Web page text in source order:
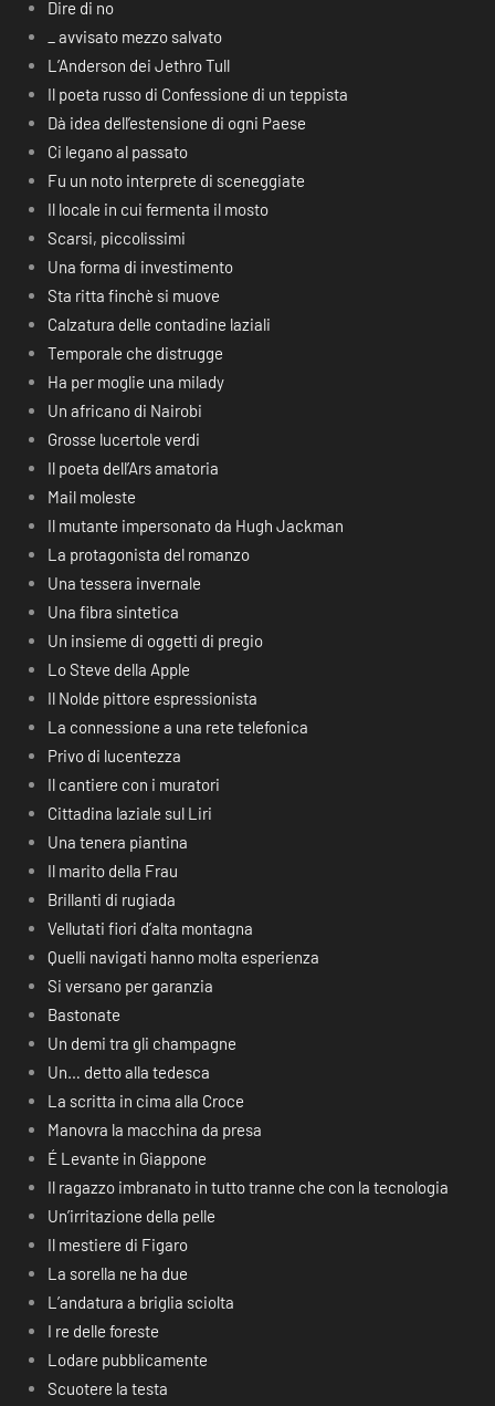
Dire di no
_ avvisato mezzo salvato
L’Anderson dei Jethro Tull
Il poeta russo di Confessione di un teppista
Dà idea dell’estensione di ogni Paese
Ci legano al passato
Fu un noto interprete di sceneggiate
Il locale in cui fermenta il mosto
Scarsi, piccolissimi
Una forma di investimento
Sta ritta finchè si muove
Calzatura delle contadine laziali
Temporale che distrugge
Ha per moglie una milady
Un africano di Nairobi
Grosse lucertole verdi
Il poeta dell’Ars amatoria
Mail moleste
Il mutante impersonato da Hugh Jackman
La protagonista del romanzo
Una tessera invernale
Una fibra sintetica
Un insieme di oggetti di pregio
Lo Steve della Apple
Il Nolde pittore espressionista
La connessione a una rete telefonica
Privo di lucentezza
Il cantiere con i muratori
Cittadina laziale sul Liri
Una tenera piantina
Il marito della Frau
Brillanti di rugiada
Vellutati fiori d’alta montagna
Quelli navigati hanno molta esperienza
Si versano per garanzia
Bastonate
Un demi tra gli champagne
Un… detto alla tedesca
La scritta in cima alla Croce
Manovra la macchina da presa
É Levante in Giappone
Il ragazzo imbranato in tutto tranne che con la tecnologia
Un’irritazione della pelle
Il mestiere di Figaro
La sorella ne ha due
L’andatura a briglia sciolta
I re delle foreste
Lodare pubblicamente
Scuotere la testa